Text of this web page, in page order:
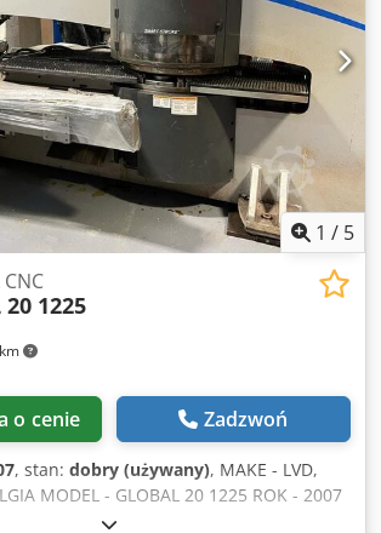
1 / 5
20 1225
o cenie Zadzwoń
, stan: dobry (używany), MAKE - LVD,
MODEL - GLOBAL 20 1225 ROK - 2007
180I - PB pojemność - 20 ton